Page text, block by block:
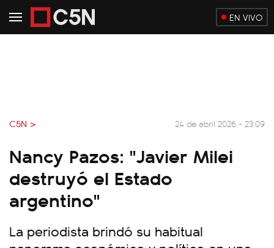
EN VIVO
C5N > 24 de abril 2026 - 23:09
Nancy Pazos: "Javier Milei
destruyó el Estado
argentino"
La periodista brindó su habitual